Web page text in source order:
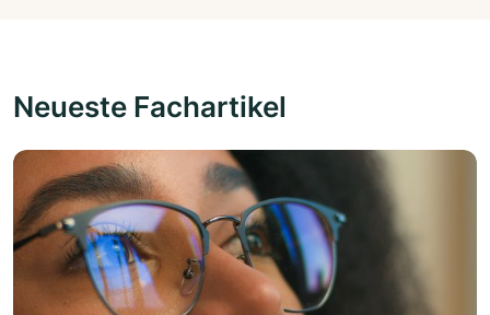
Neueste Fachartikel